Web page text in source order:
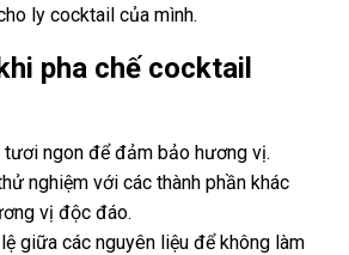
ly cocktail của mình.
pha chế cocktail
tươi ngon để đảm bảo hương vị.
nghiệm với các thành phần khác
vị độc đáo.
giữa các nguyên liệu để không làm